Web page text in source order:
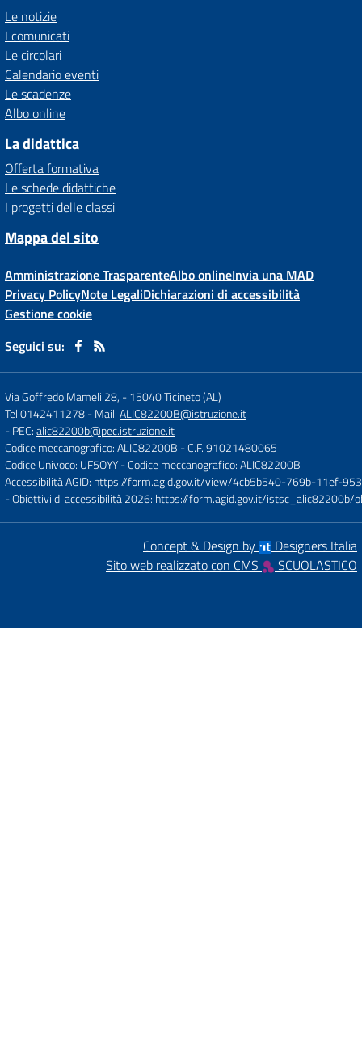
Le notizie
I comunicati
Le circolari
Calendario eventi
Le scadenze
Albo online
La didattica
Offerta formativa
Le schede didattiche
I progetti delle classi
Mappa del sito
Amministrazione TrasparenteAlbo onlineInvia una MAD
Privacy PolicyNote LegaliDichiarazioni di accessibilità
Gestione cookie
Seguici su:
Via Goffredo Mameli 28, -15040 Ticineto (AL)
Tel 0142411278- Mail:ALIC82200B@istruzione.it
- PEC:alic82200b@pec.istruzione.it
Codice meccanografico: ALIC82200B - C.F. 91021480065
Codice Univoco: UF5OYY- Codice meccanografico: ALIC82200B
Accessibilità AGID: https://form.agid.gov.it/view/4cb5b540-769b-11ef-
- Obiettivi di accessibilità 2026: https://form.agid.gov.it/
Concept & Design by
Designers Italia
Sito web realizzato con CMS
SCUOLASTICO